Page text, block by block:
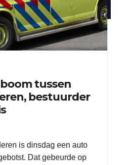
tussen
bestuurder
is dinsdag een auto
Dat gebeurde op